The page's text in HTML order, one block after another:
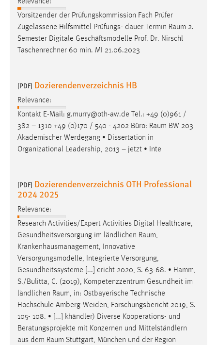
Vorsitzender der Prüfungskommission Fach Prüfer
Zugelassene Hilfsmittel Prüfungs- dauer Termin Raum 2.
Semester Digitale Geschäftsmodelle Prof. Dr. Nirschl
Taschenrechner 60 min. MI 21.06.2023
[PDF] Dozierendenverzeichnis HB
Relevance:
Kontakt E-Mail: g.murry@oth-aw.de Tel.: +49 (0)961 /
382 – 1310 +49 (0)170 / 540 - 4202 Büro: Raum BW 203
Akademischer Werdegang • Dissertation in
Organizational Leadership, 2013 – jetzt • Inte
[PDF] Dozierendenverzeichnis OTH Professional
2024 2025
Relevance:
Research Activities/Expert Activities Digital Healthcare,
Gesundheitsversorgung im ländlichen Raum,
Krankenhausmanagement, Innovative
Versorgungsmodelle, Integrierte Versorgung,
Gesundheitssysteme [...] ericht 2020, S. 63-68. • Hamm,
S./Bulitta, C. (2019), Kompetenzzentrum Gesundheit im
ländlichen Raum, in: Ostbayerische Technische
Hochschule Amberg-Weiden, Forschungsbericht 2019, S.
105- 108. • [...] khändler) Diverse Kooperations- und
Beratungsprojekte mit Konzernen und Mittelständlern
aus dem Raum Stuttgart, München und der Region